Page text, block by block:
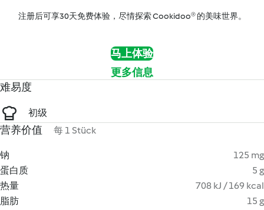
注册后可享30天免费体验，尽情探索 Cookidoo® 的美味世界。
马上体验
更多信息
难易度
初级
营养价值 每 1 Stück
钠
125 mg
蛋白质
5 g
热量
708 kJ / 169 kcal
脂肪
15 g